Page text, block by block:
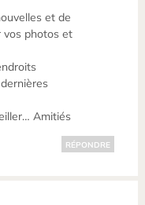
et de
vos photos et
Amitiés
RÉPONDRE